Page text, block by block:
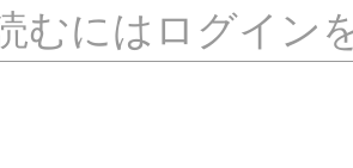
むにはログイン